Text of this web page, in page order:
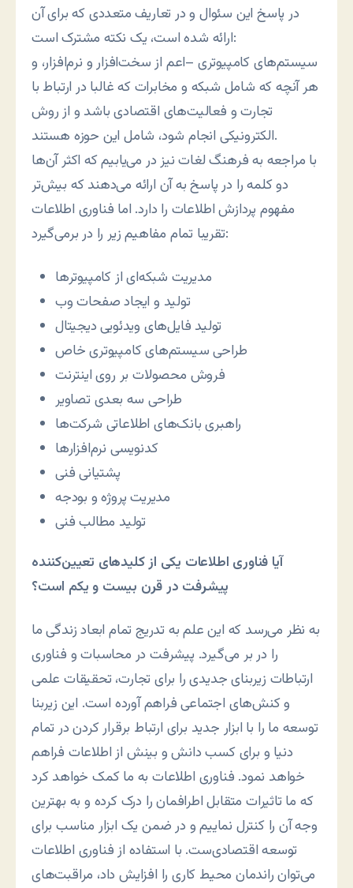
در پاسخ اين سئوال و در تعاريف متعددی که برای آن
ارائه شده است، يک نکته مشترک است:
سيستم‌های کامپيوتری –اعم از سخت‌افزار و نرم‌افزار، و
هر آنچه که شامل شبکه و مخابرات که غالبا در ارتباط با
تجارت و فعاليت‌های اقتصادی باشد و از روش
الکترونيکی انجام شود، شامل اين حوزه هستند.
با مراجعه به فرهنگ لغات نيز در می‌يابيم که اکثر آن‌ها
دو کلمه را در پاسخ به آن ارائه می‌دهند که بيش‌تر
مفهوم پردازش اطلاعات را دارد. اما فناوری اطلاعات
تقريبا تمام مفاهيم زير را در برمی‌گيرد:
مديريت شبکه‌ای از کامپيوترها
توليد و ايجاد صفحات وب
توليد فايل‌های ويدئويی ديجيتال
طراحی سيستم‌های کامپيوتری خاص
فروش محصولات بر روی اينترنت
طراحی سه بعدی تصاوير
راهبری بانک‌های اطلاعاتی شرکت‌ها
کدنويسی نرم‌افزارها
پشتيانی فنی
مديريت پروژه و بودجه
توليد مطالب فنی
آيا فناوری اطلاعات يکی از کليدهای تعيين‌کننده
پيشرفت در قرن بيست و يکم است؟
به نظر می‌رسد که اين علم به تدريج تمام ابعاد زندگی ما
را در بر می‌گيرد. پيشرفت در محاسبات و فناوری
ارتباطات زيربنای جديدی را برای تجارت، تحقيقات علمی
و کنش‌های اجتماعی فراهم آورده است. این زیربنا
توسعه ما را با ابزار جدید برای ارتباط برقرار کردن در تمام
دنیا و برای کسب دانش و بینش از اطلاعات فراهم
خواهد نمود. فناوری اطلاعات به ما کمک خواهد کرد
که ما تاثیرات متقابل اطرافمان را درک کرده و به بهترین
وجه آن را کنترل نماييم و در ضمن يک ابزار مناسب برای
توسعه اقتصادی‌ست. با استفاده از فناوری اطلاعات
می‌توان راندمان محيط کاری را افزايش داد، مراقبت‌های